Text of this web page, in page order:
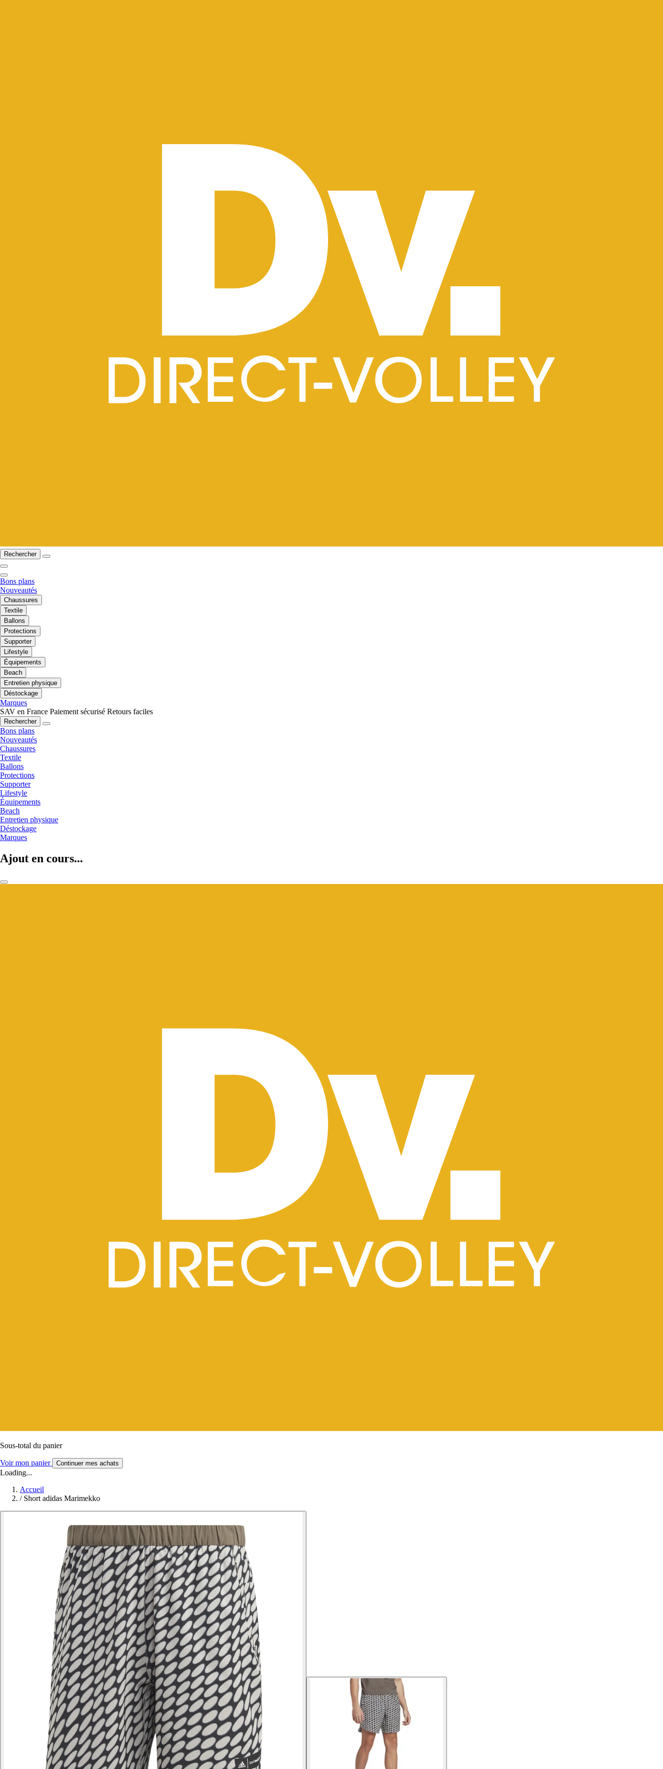
Rechercher
Bons plans
Nouveautés
Chaussures
Textile
Ballons
Protections
Supporter
Lifestyle
Équipements
Beach
Entretien physique
Déstockage
Marques
SAV en France Paiement sécurisé Retours faciles
Rechercher
Bons plans
Nouveautés
Chaussures
Textile
Ballons
Protections
Supporter
Lifestyle
Équipements
Beach
Entretien physique
Déstockage
Marques
Ajout en cours...
Sous-total du panier
Voir mon panier Continuer mes achats
Loading...
Accueil
/ Short adidas Marimekko